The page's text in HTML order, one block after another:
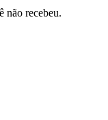
não recebeu.